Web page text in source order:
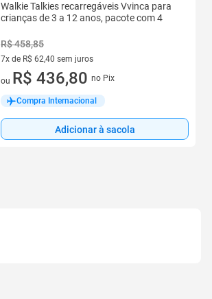
Walkie Talkies recarregáveis Vvinca para
crianças de 3 a 12 anos, pacote com 4
R$ 458,85
7x de R$ 62,40 sem juros
7 vez de R$ 62,40 sem juros
ou R$ 436,80 no Pix
Compra Internacional
Adicionar à sacola